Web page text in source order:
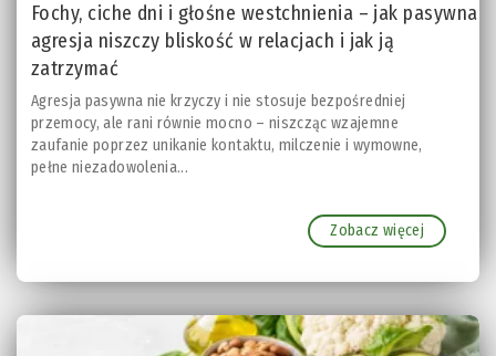
Fochy, ciche dni i głośne westchnienia – jak pasywna
agresja niszczy bliskość w relacjach i jak ją
zatrzymać
Agresja pasywna nie krzyczy i nie stosuje bezpośredniej
przemocy, ale rani równie mocno – niszcząc wzajemne
zaufanie poprzez unikanie kontaktu, milczenie i wymowne,
pełne niezadowolenia...
Zobacz więcej